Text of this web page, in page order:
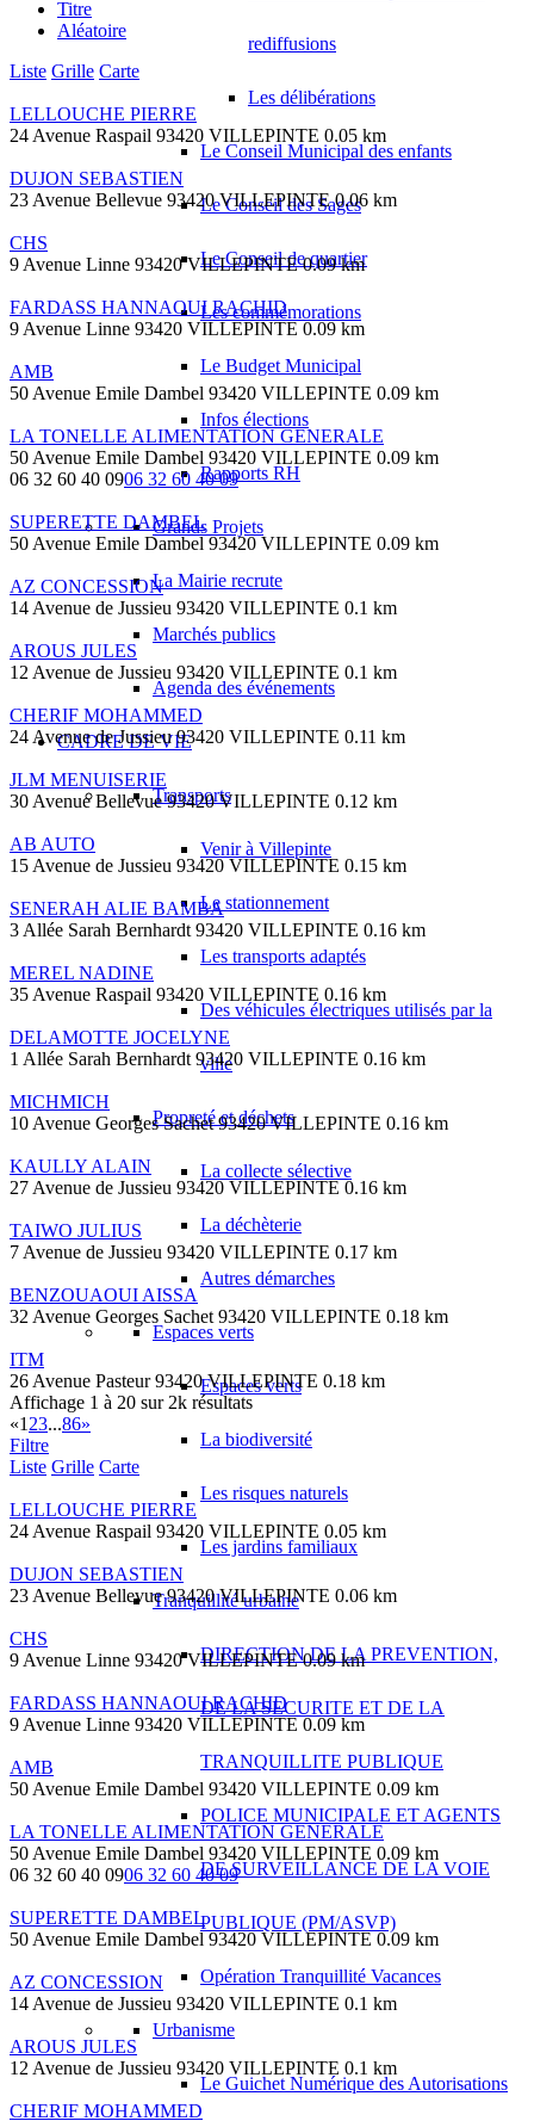
rediffusions
Les délibérations
Le Conseil Municipal des enfants
Le Conseil des Sages
Le Conseil de quartier
Les commémorations
Le Budget Municipal
Infos élections
Rapports RH
Grands Projets
La Mairie recrute
Marchés publics
Agenda des événements
CADRE DE VIE
Transports
Venir à Villepinte
Le stationnement
Les transports adaptés
Des véhicules électriques utilisés par la
ville
Propreté et déchets
La collecte sélective
La déchèterie
Autres démarches
Espaces verts
Espaces verts
La biodiversité
Les risques naturels
Les jardins familiaux
Tranquillité urbaine
DIRECTION DE LA PREVENTION,
DE LA SECURITE ET DE LA
TRANQUILLITE PUBLIQUE
POLICE MUNICIPALE ET AGENTS
DE SURVEILLANCE DE LA VOIE
PUBLIQUE (PM/ASVP)
Opération Tranquillité Vacances
Urbanisme
Le Guichet Numérique des Autorisations
Titre
Aléatoire
Liste Grille Carte
LELLOUCHE PIERRE
24 Avenue Raspail 93420 VILLEPINTE 0.05 km
DUJON SEBASTIEN
23 Avenue Bellevue 93420 VILLEPINTE 0.06 km
CHS
9 Avenue Linne 93420 VILLEPINTE 0.09 km
FARDASS HANNAOUI RACHID
9 Avenue Linne 93420 VILLEPINTE 0.09 km
AMB
50 Avenue Emile Dambel 93420 VILLEPINTE 0.09 km
LA TONELLE ALIMENTATION GENERALE
50 Avenue Emile Dambel 93420 VILLEPINTE 0.09 km
06 32 60 40 0906 32 60 40 09
SUPERETTE DAMBEL
50 Avenue Emile Dambel 93420 VILLEPINTE 0.09 km
AZ CONCESSION
14 Avenue de Jussieu 93420 VILLEPINTE 0.1 km
AROUS JULES
12 Avenue de Jussieu 93420 VILLEPINTE 0.1 km
CHERIF MOHAMMED
24 Avenue de Jussieu 93420 VILLEPINTE 0.11 km
JLM MENUISERIE
30 Avenue Bellevue 93420 VILLEPINTE 0.12 km
AB AUTO
15 Avenue de Jussieu 93420 VILLEPINTE 0.15 km
SENERAH ALIE BAMBA
3 Allée Sarah Bernhardt 93420 VILLEPINTE 0.16 km
MEREL NADINE
35 Avenue Raspail 93420 VILLEPINTE 0.16 km
DELAMOTTE JOCELYNE
1 Allée Sarah Bernhardt 93420 VILLEPINTE 0.16 km
MICHMICH
10 Avenue Georges Sachet 93420 VILLEPINTE 0.16 km
KAULLY ALAIN
27 Avenue de Jussieu 93420 VILLEPINTE 0.16 km
TAIWO JULIUS
7 Avenue de Jussieu 93420 VILLEPINTE 0.17 km
BENZOUAOUI AISSA
32 Avenue Georges Sachet 93420 VILLEPINTE 0.18 km
ITM
26 Avenue Pasteur 93420 VILLEPINTE 0.18 km
Affichage 1 à 20 sur 2k résultats
«1 23...86»
Filtre
Liste Grille Carte
LELLOUCHE PIERRE
24 Avenue Raspail 93420 VILLEPINTE 0.05 km
DUJON SEBASTIEN
23 Avenue Bellevue 93420 VILLEPINTE 0.06 km
CHS
9 Avenue Linne 93420 VILLEPINTE 0.09 km
FARDASS HANNAOUI RACHID
9 Avenue Linne 93420 VILLEPINTE 0.09 km
AMB
50 Avenue Emile Dambel 93420 VILLEPINTE 0.09 km
LA TONELLE ALIMENTATION GENERALE
50 Avenue Emile Dambel 93420 VILLEPINTE 0.09 km
06 32 60 40 0906 32 60 40 09
SUPERETTE DAMBEL
50 Avenue Emile Dambel 93420 VILLEPINTE 0.09 km
AZ CONCESSION
14 Avenue de Jussieu 93420 VILLEPINTE 0.1 km
AROUS JULES
12 Avenue de Jussieu 93420 VILLEPINTE 0.1 km
CHERIF MOHAMMED